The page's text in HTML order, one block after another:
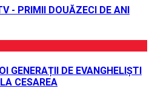
- PRIMII DOUĂZECI DE ANI
GENERAȚII DE EVANGHELIȘTI
CESAREA